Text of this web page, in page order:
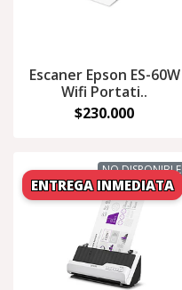
Escaner Epson ES-60W
Wifi Portati..
$230.000
NO DISPONIBLE